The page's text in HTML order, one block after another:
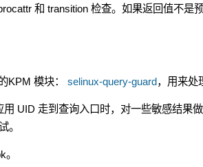
和 transition 检查。如果返回值不是
KPM 模块： selinux-query-guard，用来处
UID 走到查询入口时，对一些敏感结果
。